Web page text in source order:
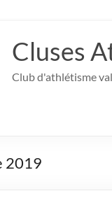
Cluses
Club d'athlétisme
2019